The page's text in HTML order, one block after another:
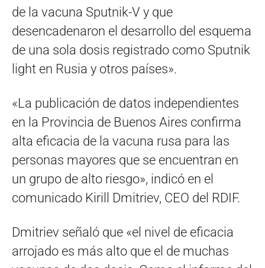
de la vacuna Sputnik-V y que
desencadenaron el desarrollo del esquema
de una sola dosis registrado como Sputnik
light en Rusia y otros países».
«La publicación de datos independientes
en la Provincia de Buenos Aires confirma
alta eficacia de la vacuna rusa para las
personas mayores que se encuentran en
un grupo de alto riesgo», indicó en el
comunicado Kirill Dmitriev, CEO del RDIF.
Dmitriev señaló que «el nivel de eficacia
arrojado es más alto que el de muchas